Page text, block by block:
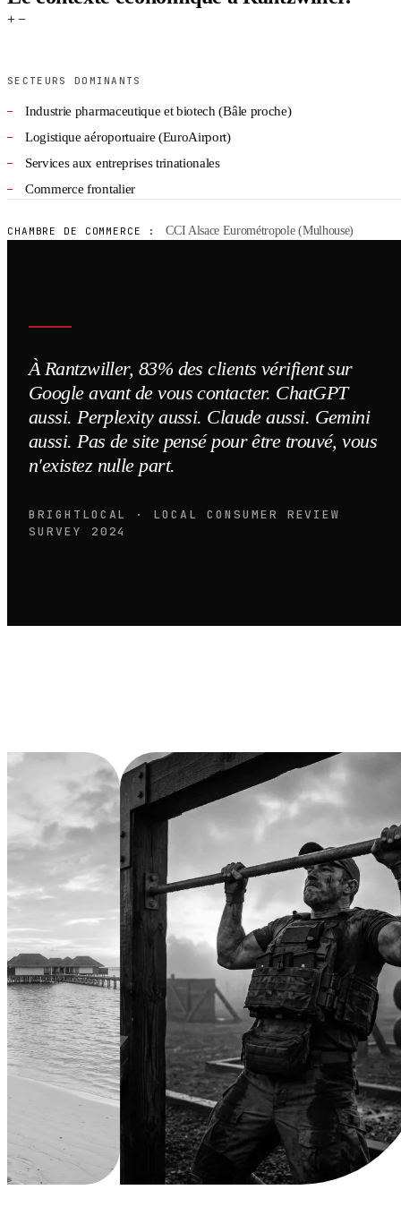
+ −
SECTEURS DOMINANTS
Industrie pharmaceutique et biotech (Bâle proche)
Logistique aéroportuaire (EuroAirport)
Services aux entreprises trinationales
Commerce frontalier
CHAMBRE DE COMMERCE : CCI Alsace Eurométropole (Mulhouse)
À Rantzwiller, 83% des clients vérifient sur
Google avant de vous contacter. ChatGPT
aussi. Perplexity aussi. Claude aussi. Gemini
aussi. Pas de site pensé pour être trouvé, vous
n'existez nulle part.
BRIGHTLOCAL · LOCAL CONSUMER REVIEW
SURVEY 2024